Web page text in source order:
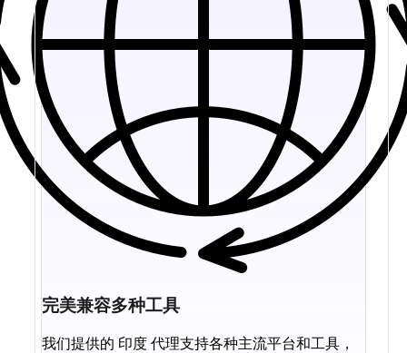
完美兼容多​​种工具
我们提供的 印度 代理支持各种主流平台和工具，